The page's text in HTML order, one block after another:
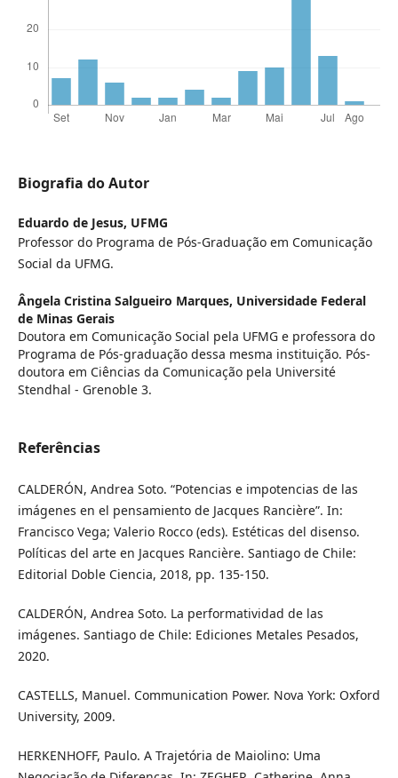
Biografia do Autor
Eduardo de Jesus, UFMG
Professor do Programa de Pós-Graduação em Comunicação
Social da UFMG.
Ângela Cristina Salgueiro Marques, Universidade Federal
de Minas Gerais
Doutora em Comunicação Social pela UFMG e professora do
Programa de Pós-graduação dessa mesma instituição. Pós-
doutora em Ciências da Comunicação pela Université
Stendhal - Grenoble 3.
Referências
CALDERÓN, Andrea Soto. “Potencias e impotencias de las
imágenes en el pensamiento de Jacques Rancière”. In:
Francisco Vega; Valerio Rocco (eds). Estéticas del disenso.
Políticas del arte en Jacques Rancière. Santiago de Chile:
Editorial Doble Ciencia, 2018, pp. 135-150.
CALDERÓN, Andrea Soto. La performatividad de las
imágenes. Santiago de Chile: Ediciones Metales Pesados,
2020.
CASTELLS, Manuel. Communication Power. Nova York: Oxford
University, 2009.
HERKENHOFF, Paulo. A Trajetória de Maiolino: Uma